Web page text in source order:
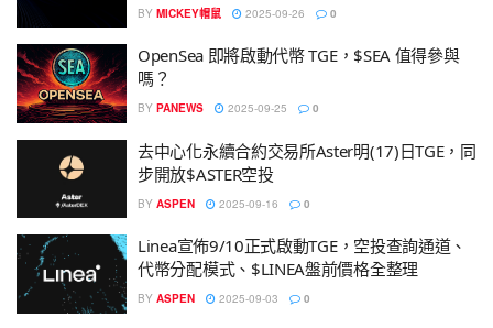
BY MICKEY帽鼠 2025-09-26 0
OpenSea 即將啟動代幣 TGE，$SEA 值得參與
嗎？
BY PANEWS 2025-09-25 0
去中心化永續合約交易所Aster明(17)日TGE，同
步開放$ASTER空投
BY ASPEN 2025-09-16 0
Linea宣佈9/10正式啟動TGE，空投查詢通道、
代幣分配模式、$LINEA盤前價格全整理
BY ASPEN 2025-09-03 0